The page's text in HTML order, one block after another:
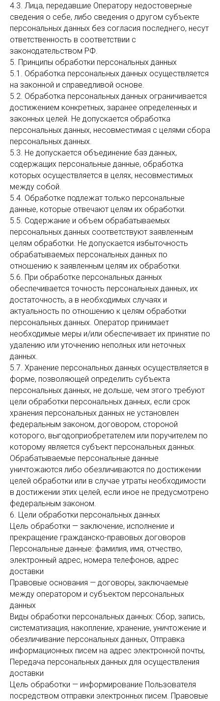
4.3. Лица, передавшие Оператору недостоверные
сведения о себе, либо сведения о другом субъекте
персональных данных без согласия последнего, несут
ответственность в соответствии с
законодательством РФ.
5. Принципы обработки персональных данных
5.1. Обработка персональных данных осуществляется
на законной и справедливой основе.
5.2. Обработка персональных данных ограничивается
достижением конкретных, заранее определенных и
законных целей. Не допускается обработка
персональных данных, несовместимая с целями сбора
персональных данных.
5.3. Не допускается объединение баз данных,
содержащих персональные данные, обработка
которых осуществляется в целях, несовместимых
между собой.
5.4. Обработке подлежат только персональные
данные, которые отвечают целям их обработки.
5.5. Содержание и объем обрабатываемых
персональных данных соответствуют заявленным
целям обработки. Не допускается избыточность
обрабатываемых персональных данных по
отношению к заявленным целям их обработки.
5.6. При обработке персональных данных
обеспечивается точность персональных данных, их
достаточность, а в необходимых случаях и
актуальность по отношению к целям обработки
персональных данных. Оператор принимает
необходимые меры и/или обеспечивает их принятие по
удалению или уточнению неполных или неточных
данных.
5.7. Хранение персональных данных осуществляется в
форме, позволяющей определить субъекта
персональных данных, не дольше, чем этого требуют
цели обработки персональных данных, если срок
хранения персональных данных не установлен
федеральным законом, договором, стороной
которого, выгодоприобретателем или поручителем по
которому является субъект персональных данных.
Обрабатываемые персональные данные
уничтожаются либо обезличиваются по достижении
целей обработки или в случае утраты необходимости
в достижении этих целей, если иное не предусмотрено
федеральным законом.
6. Цели обработки персональных данных
Цель обработки — заключение, исполнение и
прекращение гражданско-правовых договоров
Персональные данные: фамилия, имя, отчество,
электронный адрес, номера телефонов, адрес
доставки
Правовые основания — договоры, заключаемые
между оператором и субъектом персональных
данных
Виды обработки персональных данных: Сбор, запись,
систематизация, накопление, хранение, уничтожение и
обезличивание персональных данных, Отправка
информационных писем на адрес электронной почты,
Передача персональных данных для осуществления
доставки
Цель обработки — информирование Пользователя
посредством отправки электронных писем. Правовые